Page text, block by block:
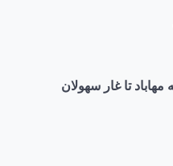
تا غار سهولان